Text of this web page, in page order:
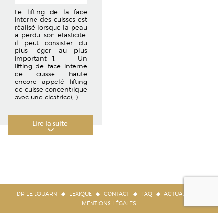
Le lifting de la face
interne des cuisses est
réalisé lorsque la peau
a perdu son élasticité.
il peut consister du
plus léger au plus
important 1. Un
lifting de face interne
de cuisse haute
encore appelé lifting
de cuisse concentrique
avec une cicatrice(…)
Lire la suite
DR LE LOUARN LEXIQUE CONTACT FAQ
ACTUALITÉS
MENTIONS LÉGALES